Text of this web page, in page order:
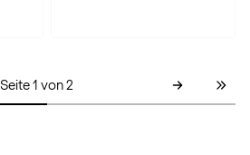
Seite 1 von 2